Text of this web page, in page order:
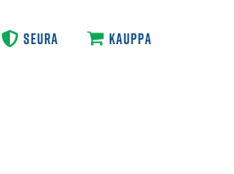
SEURA KAUPPA